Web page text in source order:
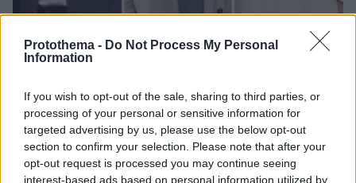
Protothema - Do Not Process My Personal
Information
If you wish to opt-out of the sale, sharing to third parties, or
processing of your personal or sensitive information for
targeted advertising by us, please use the below opt-out
section to confirm your selection. Please note that after your
opt-out request is processed you may continue seeing
interest-based ads based on personal information utilized by
Κίλιαν Μέρφι, Ντάνιελ Κρεγκ και Μισέλ Γουίλιαμς έρχονται
στην Ελλάδα για γυρίσματα
19.01.2026, 07:32